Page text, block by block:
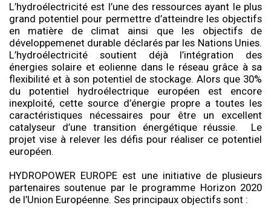
L’hydroélectricité est l’une des ressources ayant le plus
grand potentiel pour permettre d’atteindre les objectifs
en matière de climat ainsi que les objectifs de
développemenet durable déclarés par les Nations Unies.
L’hydroélectricité soutient déjà l’intégration des
énergies solaire et eolienne dans le réseau grâce à sa
flexibilité et à son potentiel de stockage. Alors que 30%
du potentiel hydroélectrique européen est encore
inexploité, cette source d’énergie propre a toutes les
caractéristiques nécessaires pour être un excellent
catalyseur d’une transition énergétique réussie.
Le
projet vise à relever les défis pour réaliser ce potentiel
européen.
HYDROPOWER EUROPE est une initiative de plusieurs
partenaires soutenue par le programme Horizon 2020
de l’Union Européenne. Ses principaux objectifs sont :